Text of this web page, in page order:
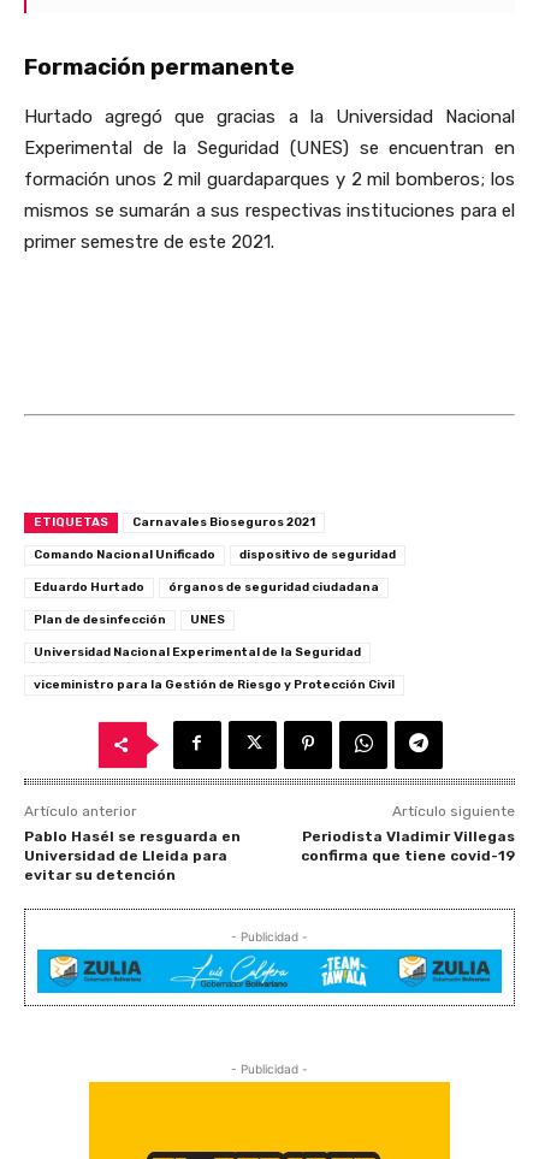
Formación permanente
Hurtado agregó que gracias a la Universidad Nacional
Experimental de la Seguridad (UNES) se encuentran en
formación unos 2 mil guardaparques y 2 mil bomberos; los
mismos se sumarán a sus respectivas instituciones para el
primer semestre de este 2021.
ETIQUETAS Carnavales Bioseguros 2021
Comando Nacional Unificado dispositivo de seguridad
Eduardo Hurtado órganos de seguridad ciudadana
Plan de desinfección UNES
Universidad Nacional Experimental de la Seguridad
viceministro para la Gestión de Riesgo y Protección Civil
Artículo anterior
Pablo Hasél se resguarda en
Universidad de Lleida para
evitar su detención
Artículo siguiente
Periodista Vladimir Villegas
confirma que tiene covid-19
- Publicidad -
- Publicidad -